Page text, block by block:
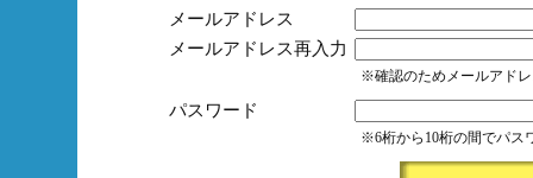
メールアドレス
メールアドレス再入力
※確認のためメールアド
パスワード
※6桁から10桁の間でパス